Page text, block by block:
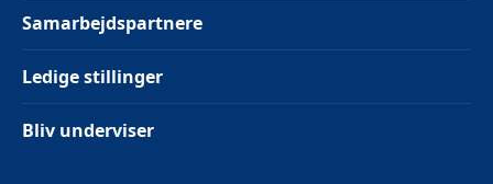
Samarbejdspartnere
Ledige stillinger
Bliv underviser